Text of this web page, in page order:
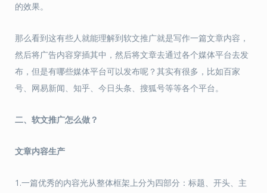
的效果。
那么看到这有些人就能理解到软文推广就是写作一篇文章内容，
然后将广告内容穿插其中，然后将文章去通过各个媒体平台去发
布，但是有哪些媒体平台可以发布呢？其实有很多，比如百家
号、网易新闻、知乎、今日头条、搜狐号等等各个平台。
二、软文推广怎么做？
文章内容生产
1.一篇优秀的内容光从整体框架上分为四部分：标题、开头、主